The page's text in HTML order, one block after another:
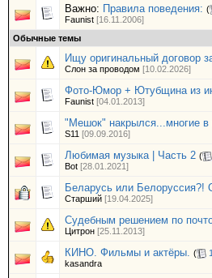
Важно: Правила поведения: (
Faunist [16.11.2006]
Обычные темы
Ищу оригинальный договор
Слон за проводом [10.02.2026]
Фото-Юмор + Ютубщина из
Faunist [04.01.2013]
"Мешок" накрылся...многие в
S11 [09.09.2016]
Любимая музыка | Часть 2 (
Bot [28.01.2021]
Беларусь или Белоруссия?!
Старший [19.04.2025]
Судебным решением по
Цитрон [25.11.2013]
КИНО. Фильмы и актёры. ( 1
kasandra